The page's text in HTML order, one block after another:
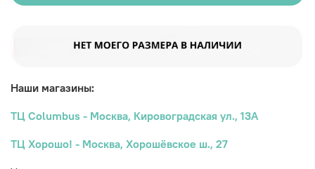
Наши магазины:
ТЦ Columbus - Москва, Кировоградская ул., 13А
ТЦ Хорошо! - Москва, Хорошёвское ш., 27